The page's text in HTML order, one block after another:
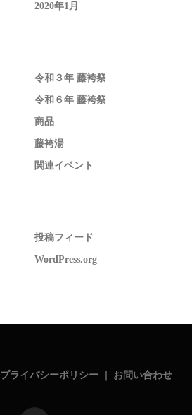
2020年1月
令和３年 藤袴祭
令和６年 藤袴祭
商品
藤袴湯
関連イベント
投稿フィード
WordPress.org
プライバシーポリシー お問い合わせ